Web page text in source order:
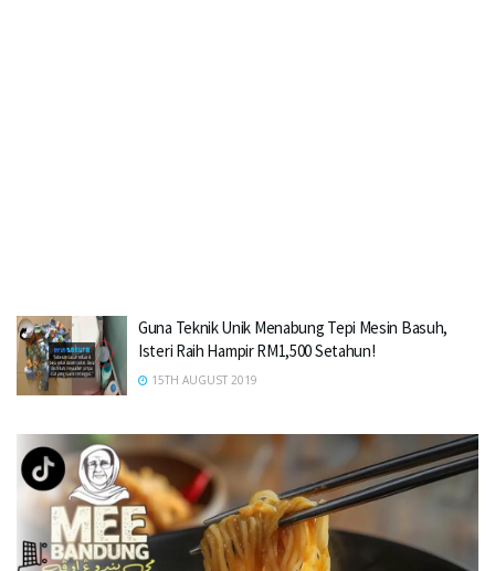
Guna Teknik Unik Menabung Tepi Mesin Basuh,
Isteri Raih Hampir RM1,500 Setahun!
15TH AUGUST 2019